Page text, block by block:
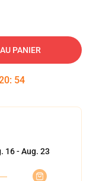
PANIER
: 53
16 - Aug. 23